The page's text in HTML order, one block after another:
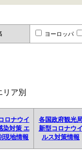
ヨーロッパ
ア別
ロナウイ
染対策 エ
現地情報
各国政府観光
新型コロナウ
ルス対策情報